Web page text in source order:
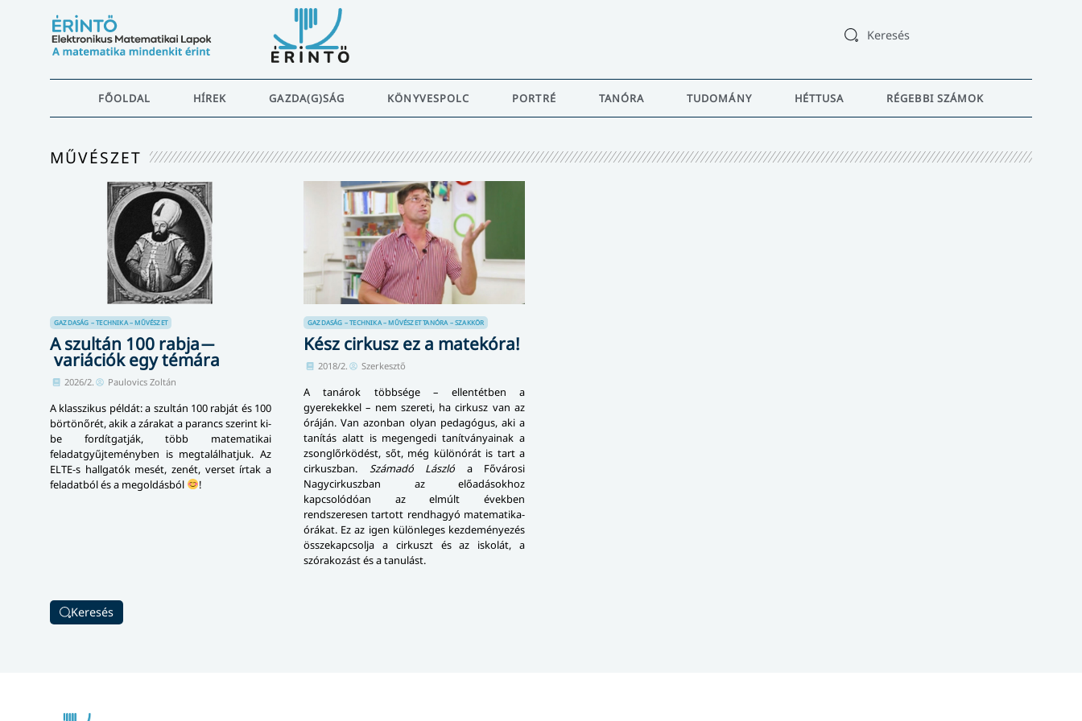
Keresés
FŐOLDAL HÍREK GAZDA(G)SÁG KÖNYVESPOLC PORTRÉ TANÓRA TUDOMÁNY HÉTTUSA RÉGEBBI SZÁMOK
MŰVÉSZET
GAZDASÁG – TECHNIKA – MŰVÉSZET
A szultán 100 rabja ̶
variációk egy témára
2026/2. Paulovics Zoltán
A klasszikus példát: a szultán 100 rabját és 100
börtönőrét, akik a zárakat a parancs szerint ki-
be fordítgatják, több matematikai
feladatgyűjteményben is megtalálhatjuk. Az
ELTE-s hallgatók mesét, zenét, verset írtak a
feladatból és a megoldásból
!
GAZDASÁG – TECHNIKA – MŰVÉSZET TANÓRA – SZAKKÖR
Kész cirkusz ez a matekóra!
2018/2. Szerkesztő
A tanárok többsége – ellentétben a
gyerekekkel – nem szereti, ha cirkusz van az
óráján. Van azonban olyan pedagógus, aki a
tanítás alatt is megengedi tanítványainak a
zsonglőrködést, sőt, még különórát is tart a
cirkuszban. Számadó László a Fővárosi
Nagycirkuszban az elő­adá­sok­hoz
kapcsolódóan az elmúlt években
rendszeresen tartott rendhagyó ma­te­ma­ti­ka­
ó­rá­kat. Ez az igen különleges kezdeményezés
összekapcsolja a cirkuszt és az iskolát, a
szórakozást és a tanulást.
Keresés